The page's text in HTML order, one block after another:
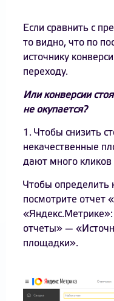
Если сравнить с
то видно, что по
источнику
переходу.
Или конверсии
не окупается?
1. Чтобы снизить
некачественные
дают много кликов
Чтобы определить
посмотрите отчет
отчеты» —
площадки».